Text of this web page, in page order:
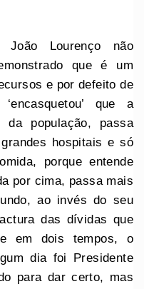
João Lourenço não
que é um
e por defeito de
que a
da população, passa
hospitais e só
porque entende
por cima, passa mais
ao invés do seu
das dívidas que
em dois tempos, o
dia foi Presidente
para dar certo, mas